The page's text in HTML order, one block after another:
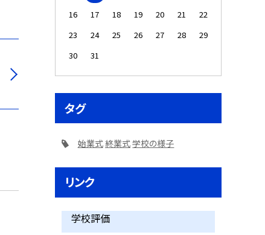
16
17 18 19 20 21
22
23
24 25 26 27 28
29
30
31
タグ
始業式終業式学校の様子
リンク
学校評価